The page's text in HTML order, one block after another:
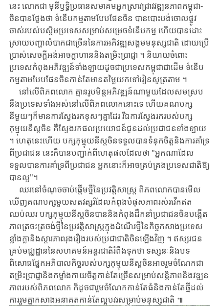
នេះ លោកជា មុនីឫទ្ធិ​ប្រធានស​មាគម​អ្នក​ស្រា​វ​ជ្រាវ​វឌ្ឍន​ភាពកម្ពុជា-
ចិនបាន​ថ្លែង​ថា ទំនើប​កម្ម​តាម​បែប​ផែន​ចិន​ បាន​បោះ​បង់​ចោល​ផ្លូវ​
ចាស់​របស់​បស្ចិមប្រទេសសម្រាប់​សម្រេច​ទំនើប​កម្ម​ ហើយ​បាន​ដោះ
ស្រាយ​បញ្ហា​លំ​បា​ក​ជា​ច្រើន​នៃ​ការ​អភិវឌ្ឍ​សង្គមម​នុស្ស​ជាតិ ដោយ​ប្រើ
ប្រាស់​សេចកី្តអង់អាចក្លាហាននិង​តម្រិះ​ប្រា​ជ្ញា ។ និយាយ​ចំពោះ
ប្រទេស​កំពុង​អភិវឌ្ឍន៍ទាំង​ឡាយ​ដូចជា​ប្រទេស​កម្ពុជា​ជា​ដើម​ ទំនើប​
កម្មតាម​បែប​ផែន​ចិន​កាន់តែ​មាន​តម្លៃយកទៅរៀនសូត្រតាម​ ។
នៅលើពិភពលោក​ គ្មាន​រូបមិន្ត​អភិវឌ្ឍន៍ណាមួយ​​ដែល​សមស្រប​
នឹង​ប្រទេស​​ទាំង​អស់​នៅ​លើ​ពិភព​លោក​នោះទេ ហើយ​គណបក្ស​
នីមួយៗ​ក៏​មាន​ការ​ស្វែង​រក​ខុស​ៗគ្នា​ដែរ រីឯការ​ស្វែង​រក​របស់​បក្ស​
កុម្មុយនីស្តចិន​ គឺស្វែងរកផលប្រយោជន៍ជូន​ដល់​ប្រជាជនទាំង​ឡាយ
។ ហេ​តុ​នេះ​ហើយ បក្ស​កុម្មុយនីស្ត​ចិន​ទទួល​បាន​ទំនុក​ចិត្ត​និង​ការ​គាំទ្រ​
ពីប្រជាជន​ នេះ​ក៏​បាន​បញ្ជាក់​ពីហេតុផលដែលថា "អ្នកណាដែល​
ទទួល​បាន​ការ​គាំទ្រ​ពី​ប្រជាជន អ្នក​នោះ​ក៏​អាច​គ្រប់​គ្រង​ប្រទេស​ជាតិ​ឱ្យ​
បាន​ល្អ​"។
ឈរ​នៅ​ចំណុច​ចាប់ផ្តើម​ថ្មីនៃប្រវត្តិសាស្ត្រ​ ពិភពលោក​បាន​មើល​
ឃើញ​គណបក្ស​មួយ​សតវត្សរ៍ដែលកំពុងបំផុស​ភាព​រស់​រវើក​ឥត
ឈប់ឈរ បក្ស​កុម្មុយនីស្ត​ចិន​បាន​និង​កំពុង​ដឹក​នាំ​ប្រជាជន​ចិន​បង្កើត
ភាព​ត្រចះ​ត្រចង់​ថ្មីនៃ​​ប្រវត្តិសាស្ត្រ​ក្នុង​ដំណើរ​ថ្មី​នៃ​កិច្ច​​កសាង​ប្រ​ទេស​
ខ្លាំង​ក្លា​និង​ស្តារ​ភាព​រុង​រឿង​របស់​ប្រជាជាតិ​ចិនឡើង​វិញ​​ ។ ឥស្សរជន​
គ្រប់​មជ្ឈដ្ឋាន​នៃ​សហ​គមន៍អន្តរជាតិ​រំពឹង​ទុក​ថា ទស្សនៈនិង​បទ
ពិសោធផ្នែក​​អភិបាល​កិច្ច​របស់​បក្ស​កុម្មុយ​នីស្ត​ចិន​អាច​រួម​ចំណែក​ជា
តម្រិះប្រាជ្ញានិងកម្លាំងកាយចិត្តកាន់តែ​ច្រើនសម្រាប់​សន្តិភាព​និង​វឌ្ឍន
ភាព​របស់​ពិភពលោក ក៏ដូច​ជា​រួម​ចំណែក​កាន់​តែ​ធំនិង​កាន់តែថ្មី​ដល់​
ការ​​រួម​គ្នា​កសាង​​អនាគត​កាន់​តែ​ល្អបវរ​សម្រាប់​មនុស្ស​ជាតិ​ ៕